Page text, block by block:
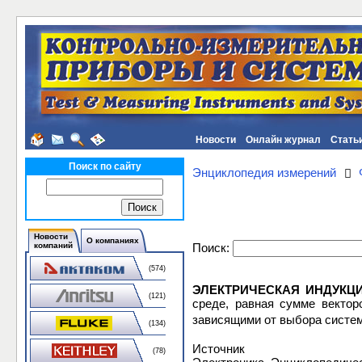
Новости Онлайн журнал
Поиск по сайту
Новости
компаний
О компаниях
(574)
(121)
(134)
(78)
Энциклопедия измерений
Поиск:
ЭЛЕКТРИЧЕСКАЯ
среде, равная сумме
зависящими от выбора
Источник